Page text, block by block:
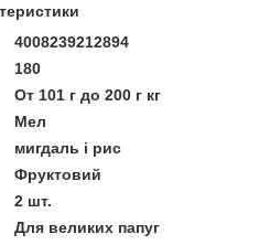
4008239212894
180
От 101 г до 200 г кг
Мел
мигдаль і рис
Фруктовий
2 шт.
Для великих папуг